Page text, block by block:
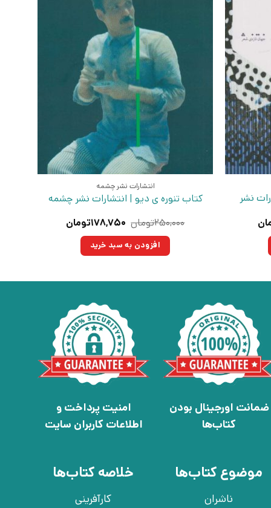
نشر
قیمت
انتشارات نشر چشمه
کتاب تنوره ی دیو | انتشارات نشر چشمه
۲۵۰,۰۰۰تومان قیمت
۲۵۰,۰۰۰تومان
بود.
۱۷۸,۷۵۰تومان
افزودن به سبد خرید
ضمانت اورجینال بودن
کتاب‌ها
امنیت پرداخت و
اطلاعات کاربران سایت
موضوع کتاب‌ها
ناشران
خلاصه کتاب‌ها
کارآفرینی